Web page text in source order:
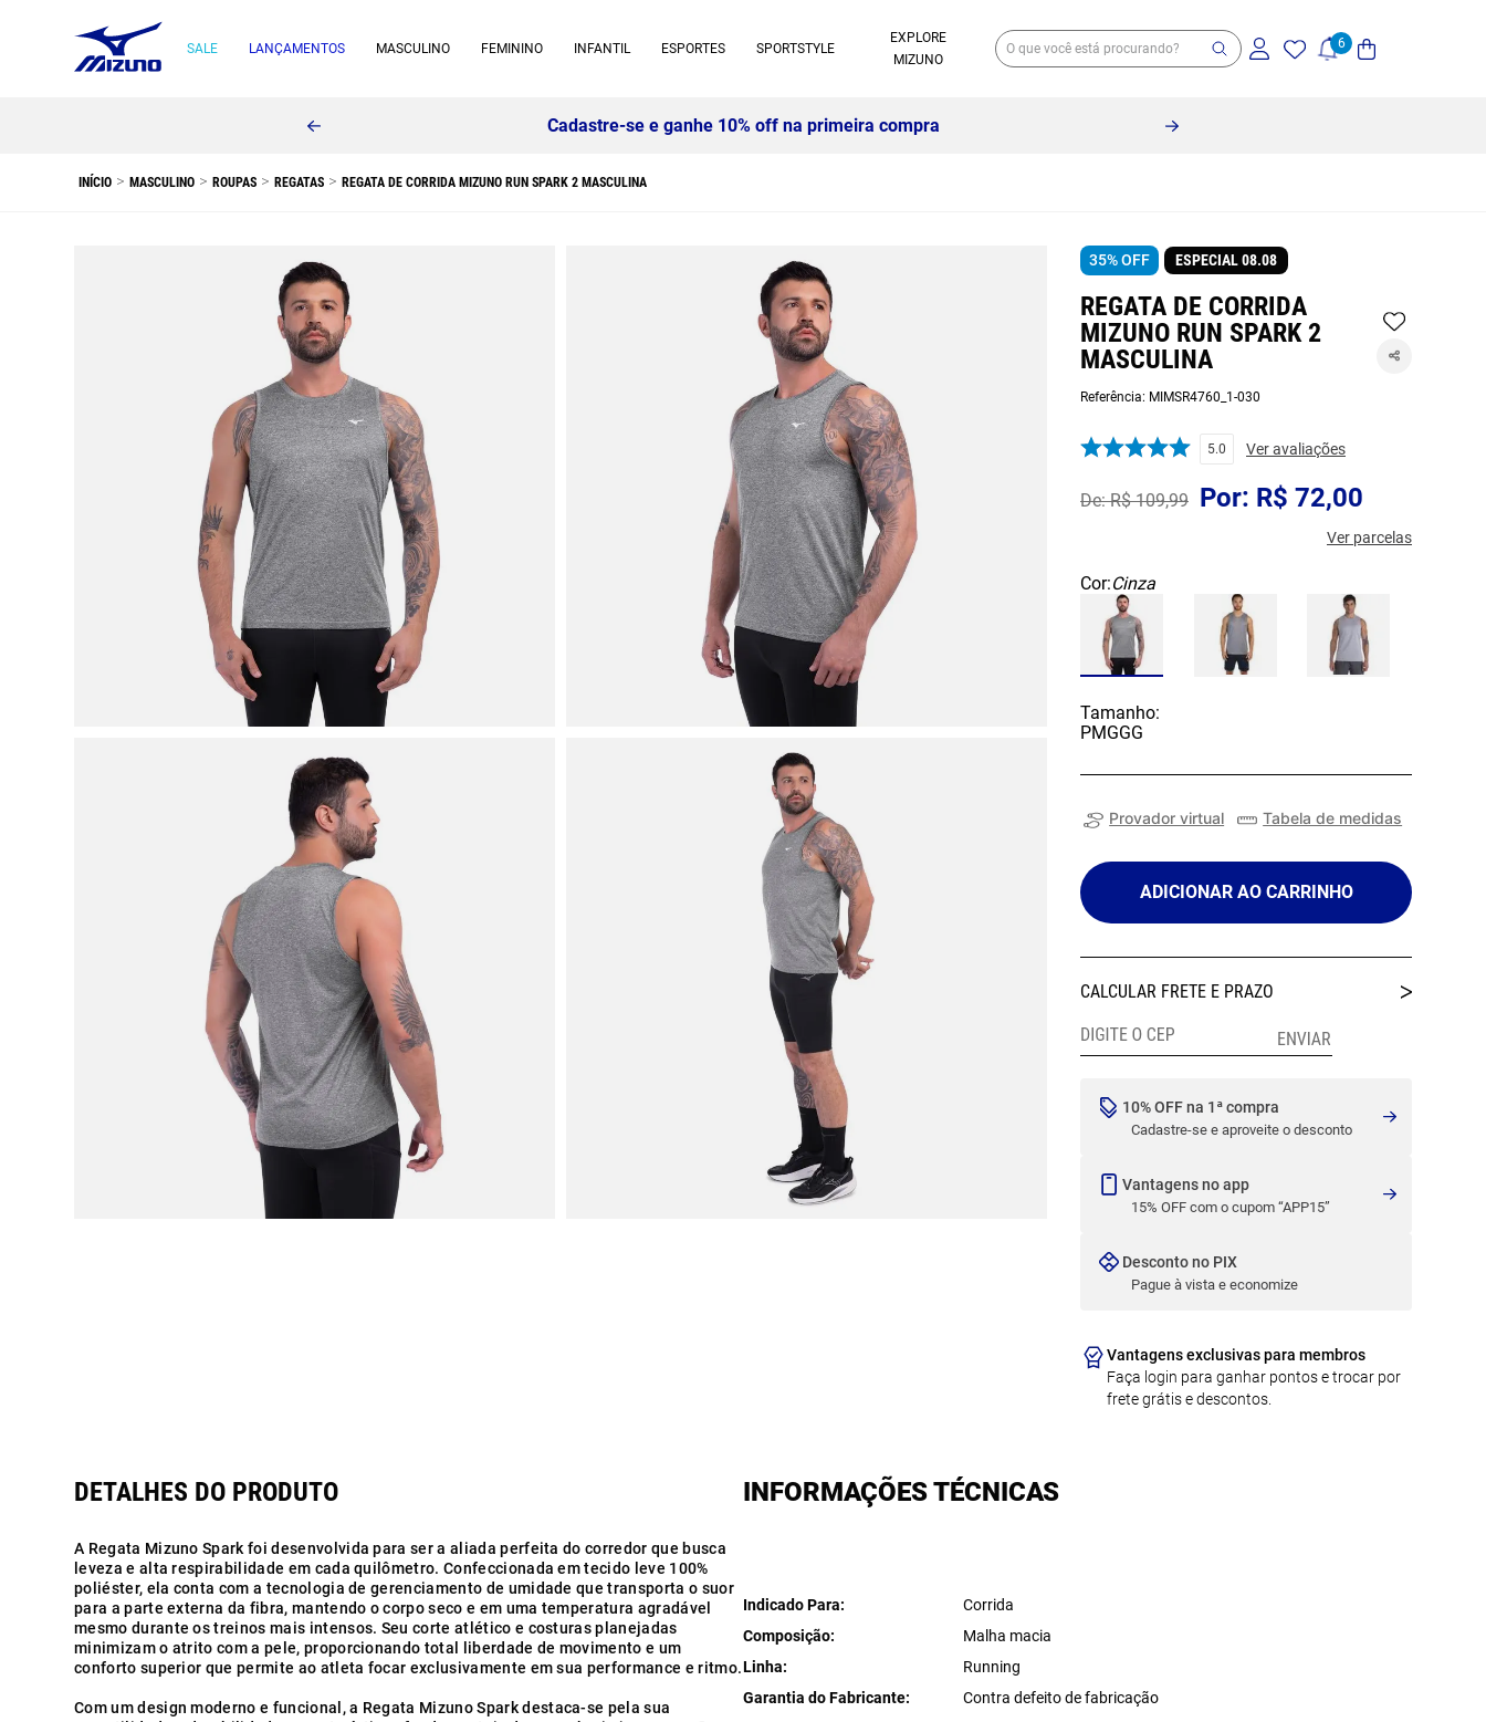
SALE LANÇAMENTOS MASCULINO FEMININO INFANTIL ESPORTES SPORTSTYLE
EXPLORE
MIZUNO
Cadastre-se e ganhe 10% off na primeira compra
MASCULINO ROUPAS REGATAS REGATA DE CORRIDA MIZUNO RUN SPARK 2 MASCULINA
35%OFF ESPECIAL 08.08
REGATA DE CORRIDA
MIZUNO RUN SPARK 2
MASCULINA
Referência: MIMSR4760_1-030
5.0 Ver avaliações
R$ 109,99 R$ 72,00
Ver parcelas
Cor:Cinza
Tamanho:
PMGGG
Provador virtual Tabela de medidas
ADICIONAR AO CARRINHO
10% OFF na 1ª compra
Cadastre-se e aproveite o desconto
Vantagens no app
15% OFF com o cupom “APP15”
Desconto no PIX
Pague à vista e economize
Vantagens exclusivas para membros
Faça login para ganhar pontos e trocar por
frete grátis e descontos.
A Regata Mizuno Spark foi desenvolvida para ser a aliada perfeita do corredor que busca
leveza e alta respirabilidade em cada quilômetro. Confeccionada em tecido leve 100%
poliéster, ela conta com a tecnologia de gerenciamento de umidade que transporta o suor
para a parte externa da fibra, mantendo o corpo seco e em uma temperatura agradável
mesmo durante os treinos mais intensos. Seu corte atlético e costuras planejadas
minimizam o atrito com a pele, proporcionando total liberdade de movimento e um
conforto superior que permite ao atleta focar exclusivamente em sua performance e ritmo.
Com um design moderno e funcional, a Regata Mizuno Spark destaca-se pela sua
INFORMAÇÕES TÉCNICAS
Indicado Para
Corrida
Composição
Malha macia
Linha
Running
Garantia do Fabricante
Contra defeito de fabricação